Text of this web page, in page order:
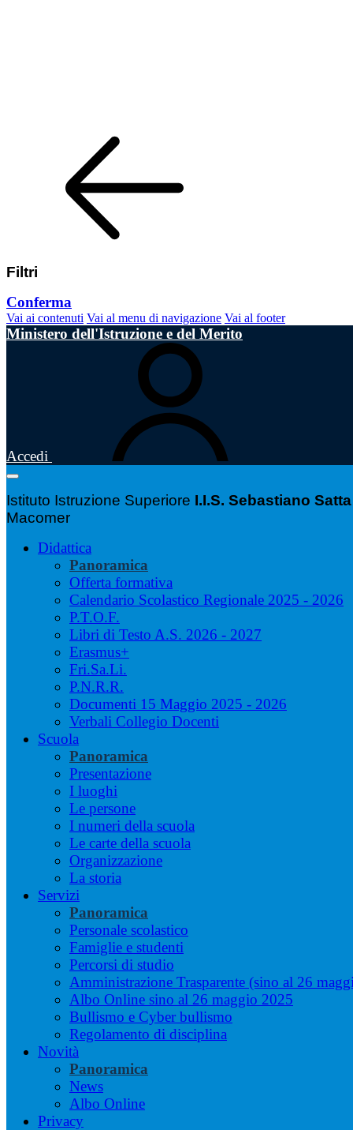
Filtri
Conferma
Vai ai contenuti Vai al menu di navigazione Vai al footer
Ministero dell'Istruzione e del Merito
Accedi
Istituto Istruzione Superiore I.I.S. Sebastiano Satta
Macomer
Didattica
Panoramica
Offerta formativa
Calendario Scolastico Regionale 2025 - 2026
P.T.O.F.
Libri di Testo A.S. 2026 - 2027
Erasmus+
Fri.Sa.Li.
P.N.R.R.
Documenti 15 Maggio 2025 - 2026
Verbali Collegio Docenti
Scuola
Panoramica
Presentazione
I luoghi
Le persone
I numeri della scuola
Le carte della scuola
Organizzazione
La storia
Servizi
Panoramica
Personale scolastico
Famiglie e studenti
Percorsi di studio
Amministrazione Trasparente (sino al 26
Albo Online sino al 26 maggio 2025
Bullismo e Cyber bullismo
Regolamento di disciplina
Novità
Panoramica
News
Albo Online
Privacy